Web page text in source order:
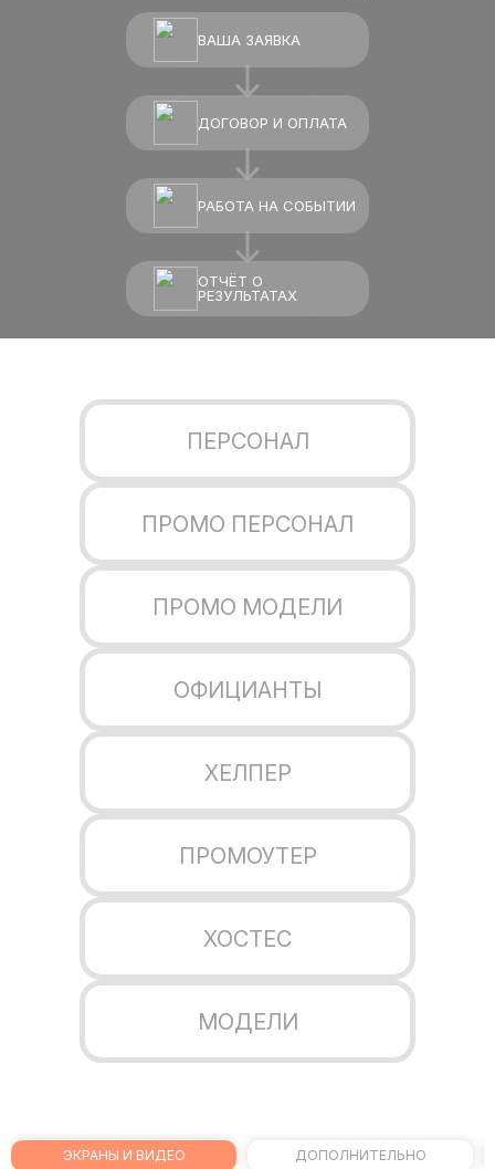
ВАША ЗАЯВКА
ДОГОВОР И ОПЛАТА
РАБОТА НА СОБЫТИИ
ОТЧЁТ О
РЕЗУЛЬТАТАХ
ПЕРСОНАЛ
ПРОМО ПЕРСОНАЛ
ПРОМО МОДЕЛИ
ОФИЦИАНТЫ
ХЕЛПЕР
ПРОМОУТЕР
ХОСТЕС
МОДЕЛИ
ЭКРАНЫ И ВИДЕО ДОПОЛНИТЕЛЬНО